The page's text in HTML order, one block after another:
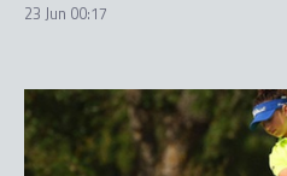
23 Jun 00:17